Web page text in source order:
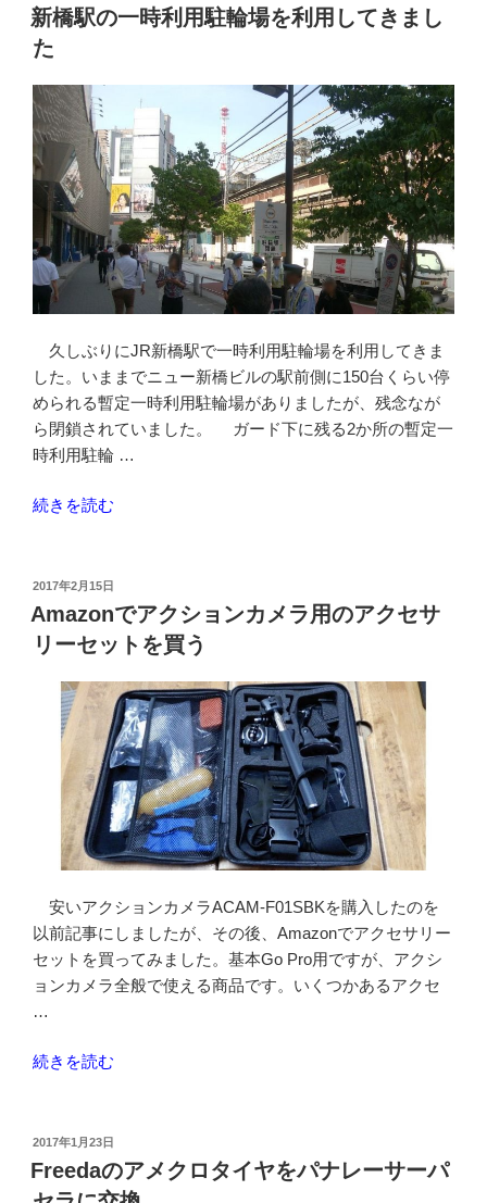
車
走
行
中
動
画
が
テ
レ
ビ
で
使
れ
ま
し
た”
稿
日:
新橋駅の一時利用駐輪場を利用してきまし
た
久しぶりにJR新橋駅で一時利用駐輪場を利用してきま
した。いままでニュー新橋ビルの駅前側に150台くらい停
められる暫定一時利用駐輪場がありましたが、残念なが
ら閉鎖されていました。 ガード下に残る2か所の暫定一
時利用駐輪 …
“新
の
一
時
利
き
ま
し
た”
続きを読む
投
稿
日:
2017年2月15日
Amazonでアクションカメラ用のアクセサ
リーセットを買う
安いアクションカメラACAM-F01SBKを購入したのを
以前記事にしましたが、その後、Amazonでアクセサリー
セットを買ってみました。基本Go Pro用ですが、アクシ
ョンカメラ全般で使える商品です。いくつかあるアクセ
…
“Amazon
ク
シ
ョ
続きを読む
投
稿
日:
2017年1月23日
Freedaのアメクロタイヤをパナレーサーパ